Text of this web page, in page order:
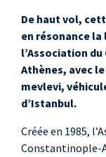
De haut vol,
en résonance
l’Association
Athènes, avec
mevlevi,
d’Istanbul.
Créée en 1985,
Constantinople-